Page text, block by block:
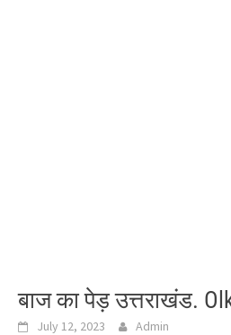
बाज का पेड़ उत्तराखंड.
July 12, 2023 Admin